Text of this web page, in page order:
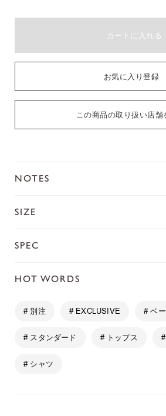
カートに入れる
お気に入り登録
この商品の取り扱い店舗
NOTES
SIZE
SPEC
HOT WORDS
# 別注 # EXCLUSIVE # ベ
# スタンダード # トップス
# シャツ